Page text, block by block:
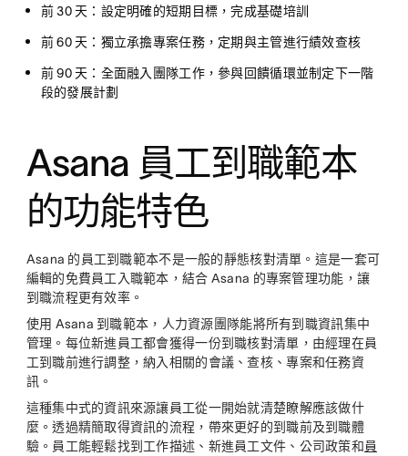
前 30 天：設定明確的短期目標，完成基礎培訓
前 60 天：獨立承擔專案任務，定期與主管進行績效查核
前 90 天：全面融入團隊工作，參與回饋循環並制定下一階
段的發展計劃
Asana 員工到職範本
的功能特色
Asana 的員工到職範本不是一般的靜態核對清單。這是一套可
編輯的免費員工入職範本，結合 Asana 的專案管理功能，讓
到職流程更有效率。
使用 Asana 到職範本，人力資源團隊能將所有到職資訊集中
管理。每位新進員工都會獲得一份到職核對清單，由經理在員
工到職前進行調整，納入相關的會議、查核、專案和任務資
訊。
這種集中式的資訊來源讓員工從一開始就清楚瞭解應該做什
麼。透過精簡取得資訊的流程，帶來更好的到職前及到職體
驗。員工能輕鬆找到工作描述、新進員工文件、公司政策和員